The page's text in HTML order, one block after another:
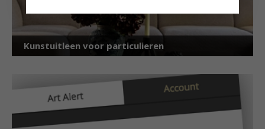
Kunstuitleen voor particulieren